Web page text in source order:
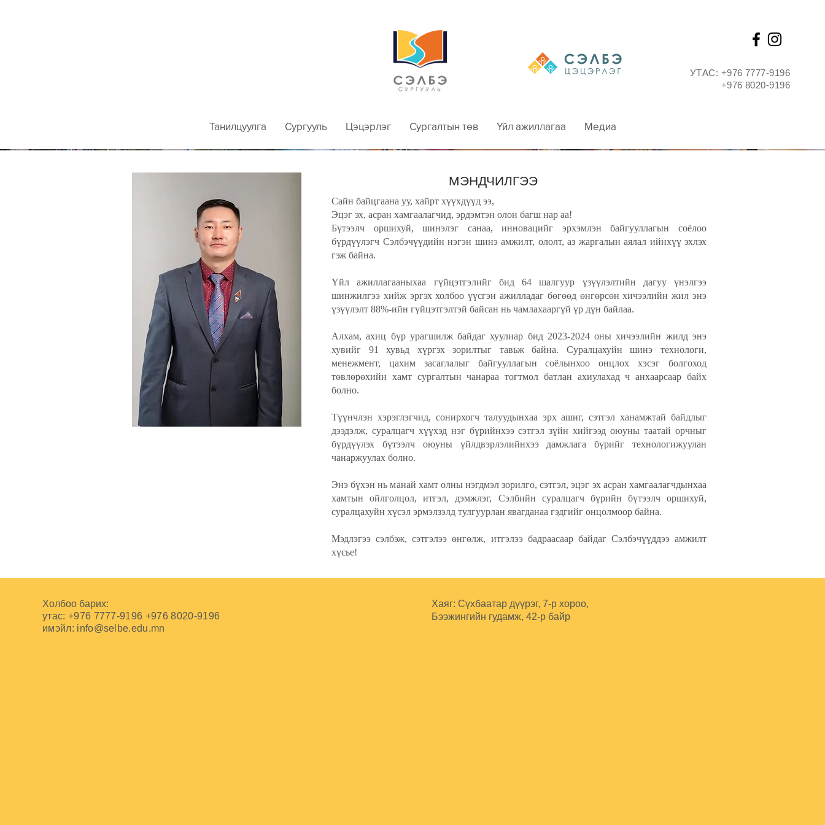
УТАС: +976 7777-9196
+976 8020-9196
Танилцуулга Сургууль Цэцэрлэг Сургалтын төв Үйл ажиллагаа Медиа
МЭНДЧИЛГЭЭ
Сайн байцгаана уу, хайрт хүүхдүүд ээ,
Эцэг эх, асран хамгаалагчид, эрдэмтэн олон багш нар аа!
Бүтээлч оршихуй, шинэлэг санаа, инновацийг эрхэмлэн байгууллагын соёлоо
бүрдүүлэгч Сэлбэчүүдийн нэгэн шинэ амжилт, ололт, аз жаргалын аялал ийнхүү эхлэх
гэж байна.
Үйл ажиллагааныхаа гүйцэтгэлийг бид 64 шалгуур үзүүлэлтийн дагуу үнэлгээ
шинжилгээ хийж эргэх холбоо үүсгэн ажилладаг бөгөөд өнгөрсөн хичээлийн жил энэ
үзүүлэлт 88%-ийн гүйцэтгэлтэй байсан нь чамлахааргүй үр дүн байлаа.
Алхам, ахиц бүр урагшилж байдаг хуулиар бид 2023-2024 оны хичээлийн жилд энэ
хувийг 91 хувьд хүргэх зорилтыг тавьж байна. Суралцахуйн шинэ технологи,
менежмент, цахим засаглалыг байгууллагын соёлынхоо онцлох хэсэг болгоход
төвлөрөхийн хамт сургалтын чанараа тогтмол батлан ахиулахад ч анхаарсаар байх
болно.
Түүнчлэн хэрэглэгчид, сонирхогч талуудынхаа эрх ашиг, сэтгэл ханамжтай байдлыг
дээдэлж, суралцагч хүүхэд нэг бүрийнхээ сэтгэл зүйн хийгээд оюуны таатай орчныг
бүрдүүлэх бүтээлч оюуны үйлдвэрлэлийнхээ дамжлага бүрийг технологижуулан
чанаржуулах болно.
Энэ бүхэн нь манай хамт олны нэгдмэл зорилго, сэтгэл, эцэг эх асран хамгаалагчдынхаа
хамтын ойлголцол, итгэл, дэмжлэг, Сэлбийн суралцагч бүрийн бүтээлч оршихуй,
суралцахуйн хүсэл эрмэлзэлд тулгуурлан явагданаа гэдгийг онцолмоор байна.
Мэдлэгээ сэлбэж, сэтгэлээ өнгөлж, итгэлээ бадраасаар байдаг Сэлбэчүүддээ амжилт
хүсье!
Холбоо барих:
утас: +976 7777-9196 +976 8020-9196
имэйл: info@selbe.edu.mn
Хаяг: Сүхбаатар дүүрэг, 7-р хороо,
Бээжингийн гудамж, 42-р байр